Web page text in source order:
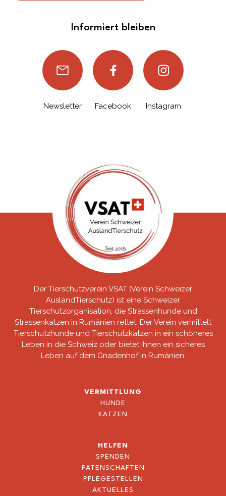
Informiert bleiben
Newsletter Facebook Instagram
Der Tierschutzverein VSAT (Verein Schweizer
AuslandTierschutz) ist eine Schweizer
Tierschutzorganisation, die Strassenhunde und
Strassenkatzen in Rumänien rettet. Der Verein vermittelt
Tierschutzhunde und Tierschutzkatzen in ein schöneres
Leben in die Schweiz oder bietet ihnen ein sicheres
Leben auf dem Gnadenhof in Rumänien.
VERMITTLUNG
HUNDE
KATZEN
HELFEN
SPENDEN
PATENSCHAFTEN
PFLEGESTELLEN
AKTUELLES